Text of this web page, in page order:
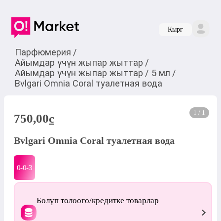
Кырг
Парфюмерия /
Айымдар үчүн жыпар жыттар /
Айымдар үчүн жыпар жыттар / 5 мл /
Bvlgari Omnia Coral туалетная вода
1 / 1
750,00c
Bvlgari Omnia Coral туалетная вода
0-0-3
Бөлүп төлөөгө/кредитке товарлар